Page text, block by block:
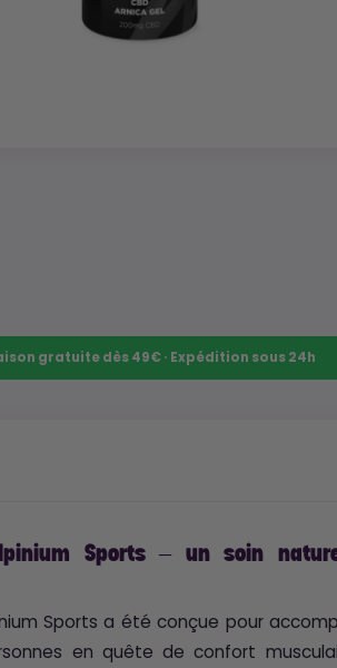
gratuite dès 49€ · Expédition sous 24h
Sports – un soin
Sports a été conçue pour
en quête de confort